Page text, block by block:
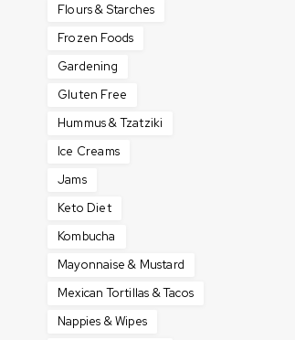
Flours & Starches
Frozen Foods
Gardening
Gluten Free
Hummus & Tzatziki
Ice Creams
Jams
Keto Diet
Kombucha
Mayonnaise & Mustard
Mexican Tortillas & Tacos
Nappies & Wipes